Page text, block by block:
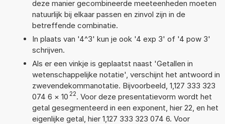
deze manier gecombineerde meeteenheden moeten
natuurlijk bij elkaar passen en zinvol zijn in de
betreffende combinatie.
In plaats van '4^3' kun je ook '4 exp 3' of '4 pow 3'
schrijven.
Als er een vinkje is geplaatst naast 'Getallen in
wetenschappelijke notatie', verschijnt het antwoord in
zwevendekommanotatie. Bijvoorbeeld, 1,127 333 323
074 6 × 10 22. Voor deze presentatievorm wordt het
getal gesegmenteerd in een exponent, hier 22, en het
eigenlijke getal, hier 1,127 333 323 074 6. Voor